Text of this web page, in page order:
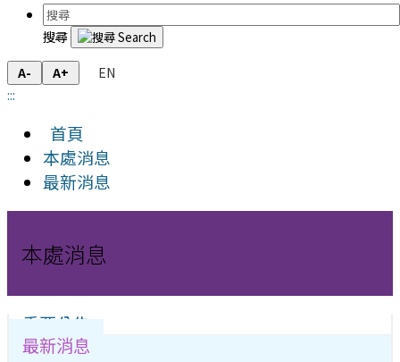
搜尋
A- A+
EN
:::
首頁
本處消息
最新消息
本處消息
重要公告
最新消息